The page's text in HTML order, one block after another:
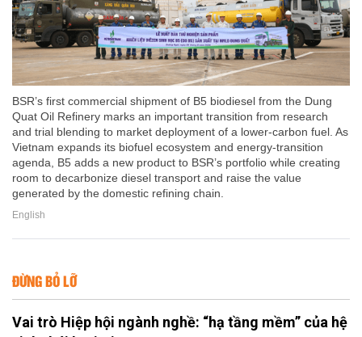
BSR’s first commercial shipment of B5 biodiesel from the Dung
Quat Oil Refinery marks an important transition from research
and trial blending to market deployment of a lower-carbon fuel. As
Vietnam expands its biofuel ecosystem and energy-transition
agenda, B5 adds a new product to BSR’s portfolio while creating
room to decarbonize diesel transport and raise the value
generated by the domestic refining chain.
English
ĐỪNG BỎ LỠ
Vai trò Hiệp hội ngành nghề: “hạ tầng mềm” của hệ